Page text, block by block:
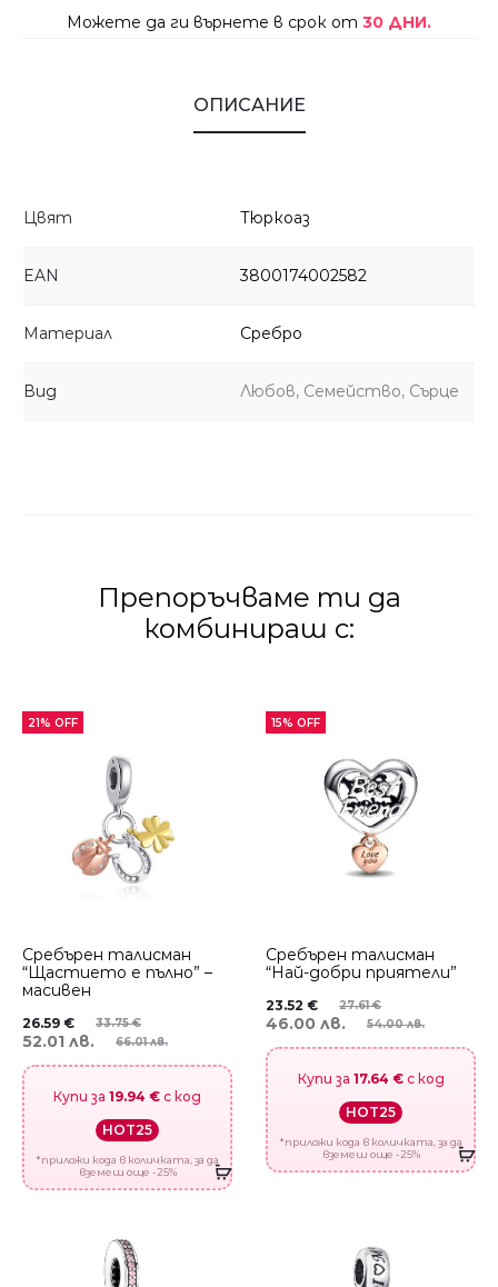
Можете да ги върнете в срок от 30 ДНИ.
ОПИСАНИЕ
Цвят Тюркоаз
EAN 3800174002582
Материал Сребро
Вид Любов, Семейство, Сърце
Препоръчваме ти да
комбинираш с:
21% OFF
Сребърен талисман
“Щастието е пълно” –
масивен
33.75€
26.59 €
66.01 лв.
52.01 лв.
Купи за 19.94 € с код
HOT25
*приложи кода в количката, за да
вземеш още -25%
15% OFF
Сребърен талисман
“Най-добри приятели”
27.61€
23.52 €
54.00 лв.
46.00 лв.
Купи за 17.64 €с код
HOT25
*приложи кода в количката, за да
вземеш още -25%